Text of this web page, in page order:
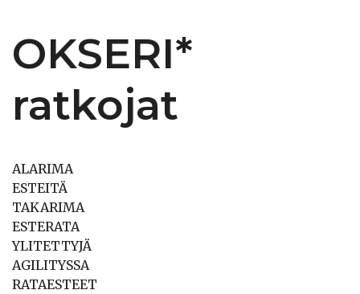
OKSERI*
ratkojat
ALARIMA
ESTEITÄ
TAKARIMA
ESTERATA
YLITETTYJÄ
AGILITYSSA
RATAESTEET